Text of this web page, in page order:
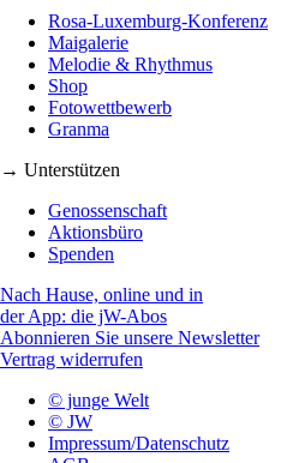
Rosa-Luxemburg-Konferenz
Maigalerie
Melodie & Rhythmus
Shop
Fotowettbewerb
Granma
→ Unterstützen
Genossenschaft
Aktionsbüro
Spenden
Nach Hause, online und in
der App: die jW-Abos
Abonnieren Sie unsere Newsletter
Vertrag widerrufen
© junge Welt
© JW
Impressum/Datenschutz